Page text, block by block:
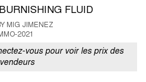
FLUID
MIG JIMENEZ
2021
vous pour voir les prix des